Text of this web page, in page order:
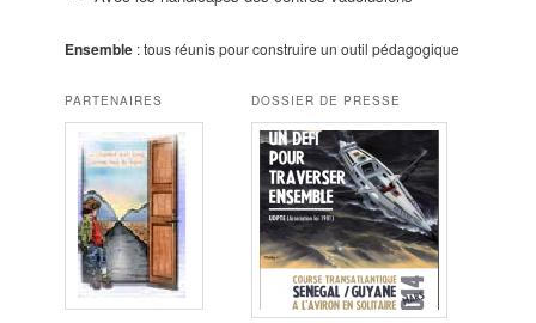
Ensemble : tous réunis pour construire un outil pédagogique
PARTENAIRES DOSSIER DE PRESSE